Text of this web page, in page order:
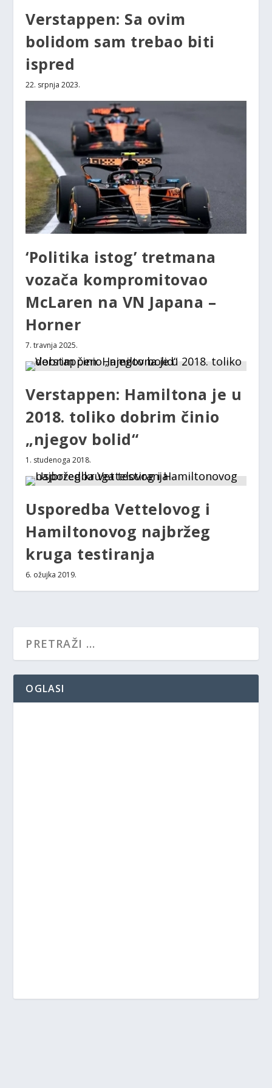
Verstappen: Sa ovim
bolidom sam trebao biti
ispred
22. srpnja 2023.
‘Politika istog’ tretmana
vozača kompromitovao
McLaren na VN Japana –
Horner
7. travnja 2025.
Verstappen: Hamiltona je u
2018. toliko dobrim činio
„njegov bolid“
1. studenoga 2018.
Usporedba Vettelovog i
Hamiltonovog najbržeg
kruga testiranja
6. ožujka 2019.
OGLASI